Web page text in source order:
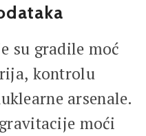
su gradile moć
kontrolu
arsenale.
moći